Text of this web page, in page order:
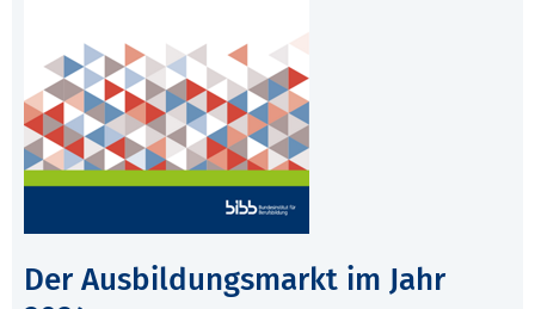
Der Ausbildungsmarkt im Jahr